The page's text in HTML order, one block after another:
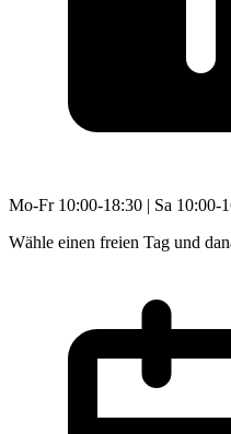
Mo-Fr 10:00-18:30 | Sa 10:00-
Wähle einen freien Tag und